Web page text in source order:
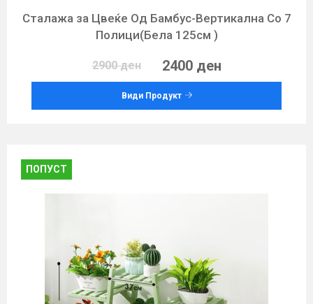
Сталажа за Цвеќе Од Бамбус-Вертикална Со 7
Полици(Бела 125см )
2900 ден 2400 ден
Види Продукт
ПОПУСТ